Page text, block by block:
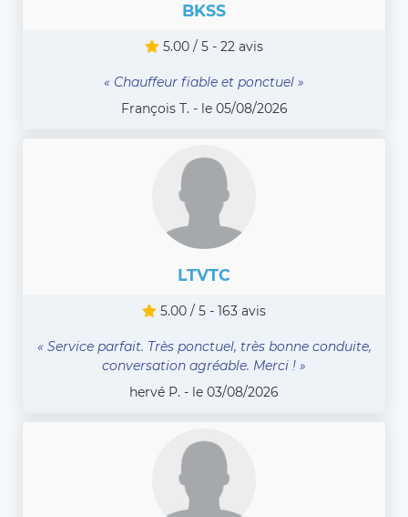
BKSS
5.00 / 5 - 22 avis
« Chauffeur fiable et ponctuel »
François T. - le 05/08/2026
LTVTC
5.00 / 5 - 163 avis
« Service parfait. Très ponctuel, très bonne conduite,
conversation agréable. Merci ! »
hervé P. - le 03/08/2026